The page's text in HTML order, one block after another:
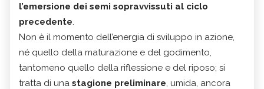
l’emersione dei semi sopravvissuti al ciclo
precedente.
Non è il momento dell’energia di sviluppo in azione,
né quello della maturazione e del godimento,
tantomeno quello della riflessione e del riposo; si
tratta di una stagione preliminare, umida, ancora